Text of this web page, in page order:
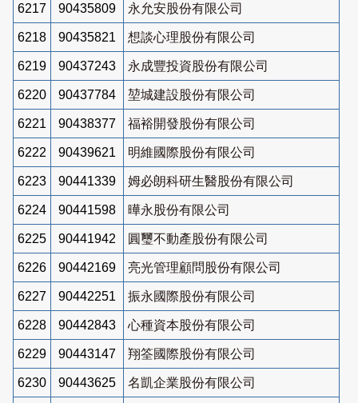
6217 90435809 永允安股份有限公司
6218 90435821 想談心理股份有限公司
6219 90437243 永成豐投資股份有限公司
6220 90437784 堃城建設股份有限公司
6221 90438377 福裕開發股份有限公司
6222 90439621 明維國際股份有限公司
6223 90441339 姆必朗科研生醫股份有限公司
6224 90441598 曄永股份有限公司
6225 90441942 圓璽不動產股份有限公司
6226 90442169 亮光管理顧問股份有限公司
6227 90442251 振永國際股份有限公司
6228 90442843 心種資本股份有限公司
6229 90443147 翔筌國際股份有限公司
6230 90443625 名凱企業股份有限公司